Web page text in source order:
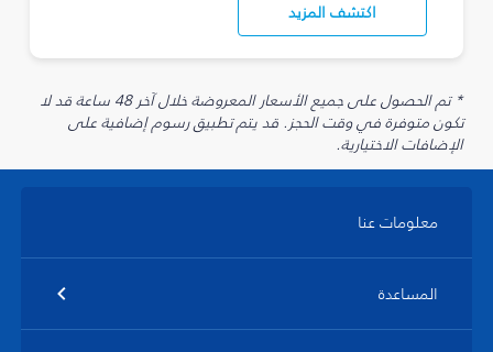
اكتشف المزيد
* تم الحصول على جميع الأسعار المعروضة خلال آخر 48 ساعة قد لا
تكون متوفرة في وقت الحجز. قد يتم تطبيق رسوم إضافية على
الإضافات الاختيارية.
معلومات عنا
المساعدة